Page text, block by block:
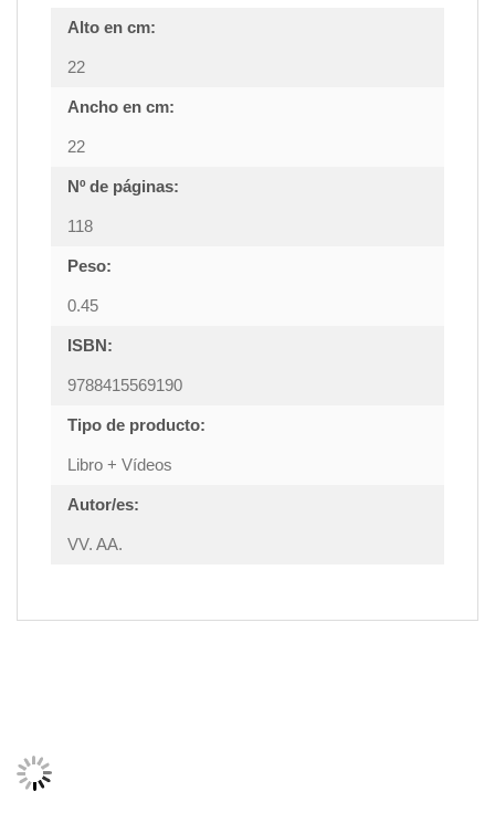
Alto en cm:
22
Ancho en cm:
22
Nº de páginas:
118
Peso:
0.45
ISBN:
9788415569190
Tipo de producto:
Libro + Vídeos
Autor/es:
VV. AA.